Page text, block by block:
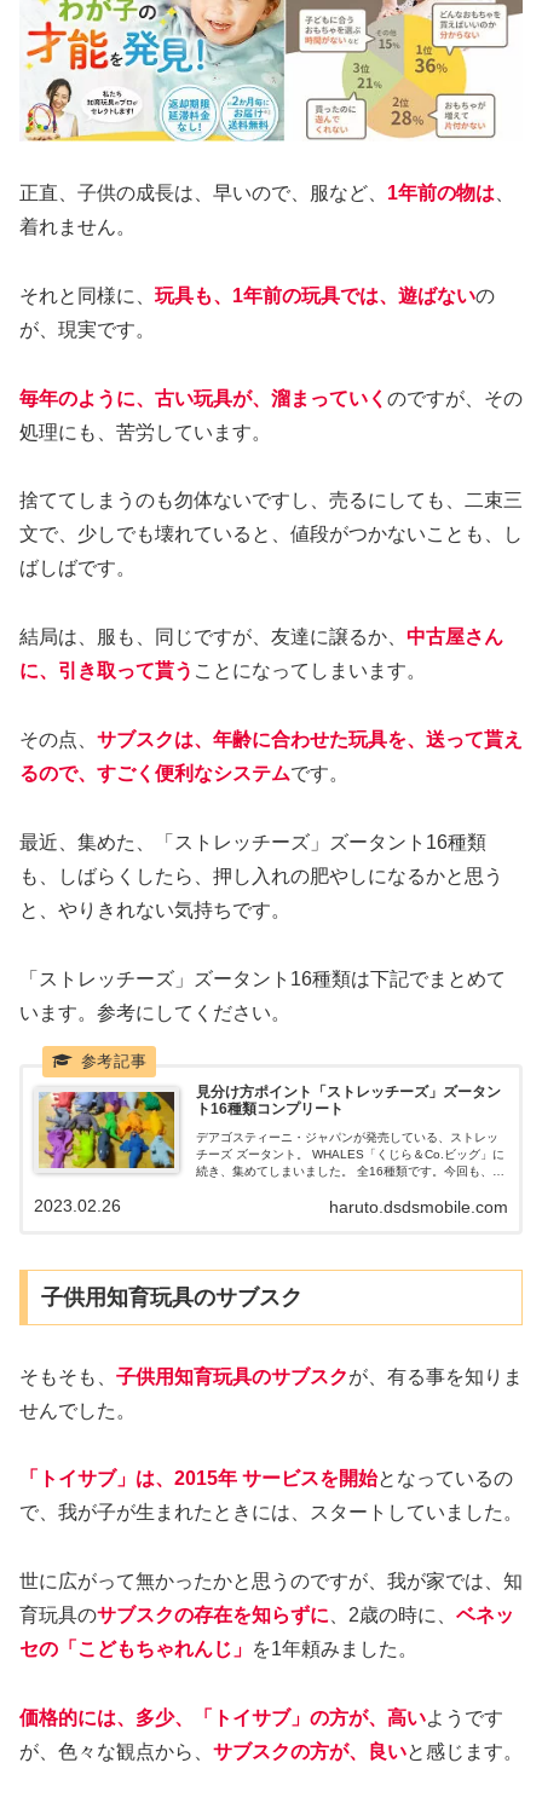
正直、子供の成長は、早いので、服など、 1年前の物は
着れません。
それと同様に、 玩具も、1年前の玩具では、遊ばないの
が、現実です。
毎年のように、古い玩具が、溜まっていく のですが、その
処理にも、苦労しています。
捨ててしまうのも勿体ないですし、売るにしても、二束三
文で、少しでも壊れていると、値段がつかないことも、し
ばしばです。
結局は、服も、同じですが、友達に譲るか、 中古屋さん
に、引き取って貰う ことになってしまいます。
その点、 サブスクは、年齢に合わせた玩具を、送って貰え
るので、すごく便利なシステムです。
最近、集めた、「ストレッチーズ」ズータント16種類
も、しばらくしたら、押し入れの肥やしになるかと思う
と、やりきれない気持ちです。
「ストレッチーズ」ズータント16種類は下記でまとめて
います。参考にしてください。
見分け方ポイント「ストレッチーズ」ズータン
ト16種類コンプリート
デアゴスティーニ・ジャパンが発売している、ストレッ
チーズ ズータント。 WHALES「くじら＆Co.ビッグ」に
続き、集めてしまいました。 全16種類です。今回も、見
haruto.dsdsmobile.com
2023.02.26
子供用知育玩具のサブスク
そもそも、 子供用知育玩具のサブスクが、有る事を知りま
せんでした。
「トイサブ」は、2015年 サービスを開始となっているの
で、我が子が生まれたときには、スタートしていました。
世に広がって無かったかと思うのですが、我が家では、知
育玩具のサブスクの存在を知らずに 、2歳の時に、 ベネッ
セの「こどもちゃれんじ」 を1年頼みました。
価格的には、多少、「トイサブ」の方が、高いようです
が、色々な観点から、 サブスクの方が、良いと感じます。